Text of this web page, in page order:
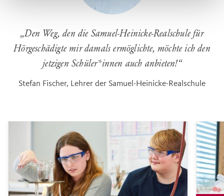
„Den Weg, den die Samuel-Heinicke-Realschule für
Hörgeschädigte mir damals ermöglichte, möchte ich den
jetzigen Schüler*innen auch anbieten!“
Stefan Fischer, Lehrer der Samuel-Heinicke-Realschule